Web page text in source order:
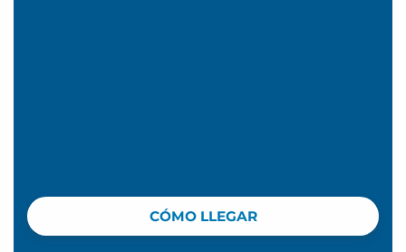
CÓMO LLEGAR